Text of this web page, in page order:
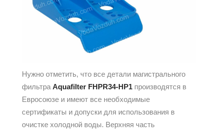
Нужно отметить, что все детали магистрального
фильтра Aquafilter FHPR34-HP1 производятся в
Евросоюзе и имеют все необходимые
сертификаты и допуски для использования в
очистке холодной воды. Верхняя часть